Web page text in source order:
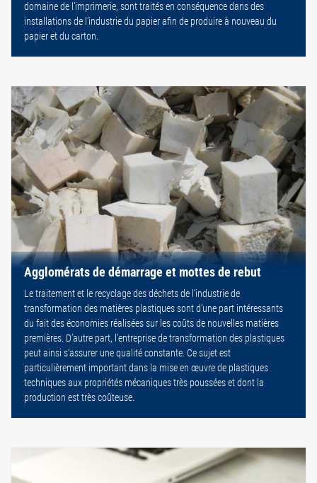
domaine de l’imprimerie, sont traités en conséquence dans des
installations de l’industrie du papier afin de produire à nouveau du
papier et du carton.
Agglomérats de démarrage et mottes de rebut
Le traitement et le recyclage des déchets de l’industrie de
transformation des matières plastiques sont d’une part intéressants
du fait des économies réalisées sur les coûts de nouvelles matières
premières. D’autre part, l’entreprise de transformation des plastiques
peut ainsi s’assurer une qualité constante. Ce sujet est
particulièrement important dans la mise en œuvre de plastiques
techniques aux propriétés mécaniques très poussées et dont la
production est très coûteuse.